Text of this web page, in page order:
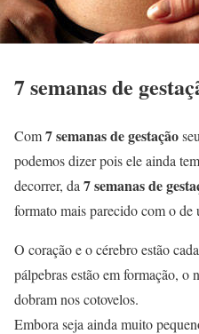
7 semanas de
Com7 semanas de gestação
podemos dizer pois ele ainda
decorrer, da 7 semanas de
formato mais parecido com o de
O coração e o cérebro estão
pálpebras estão em formação, o
dobram nos cotovelos.
Embora seja ainda muito